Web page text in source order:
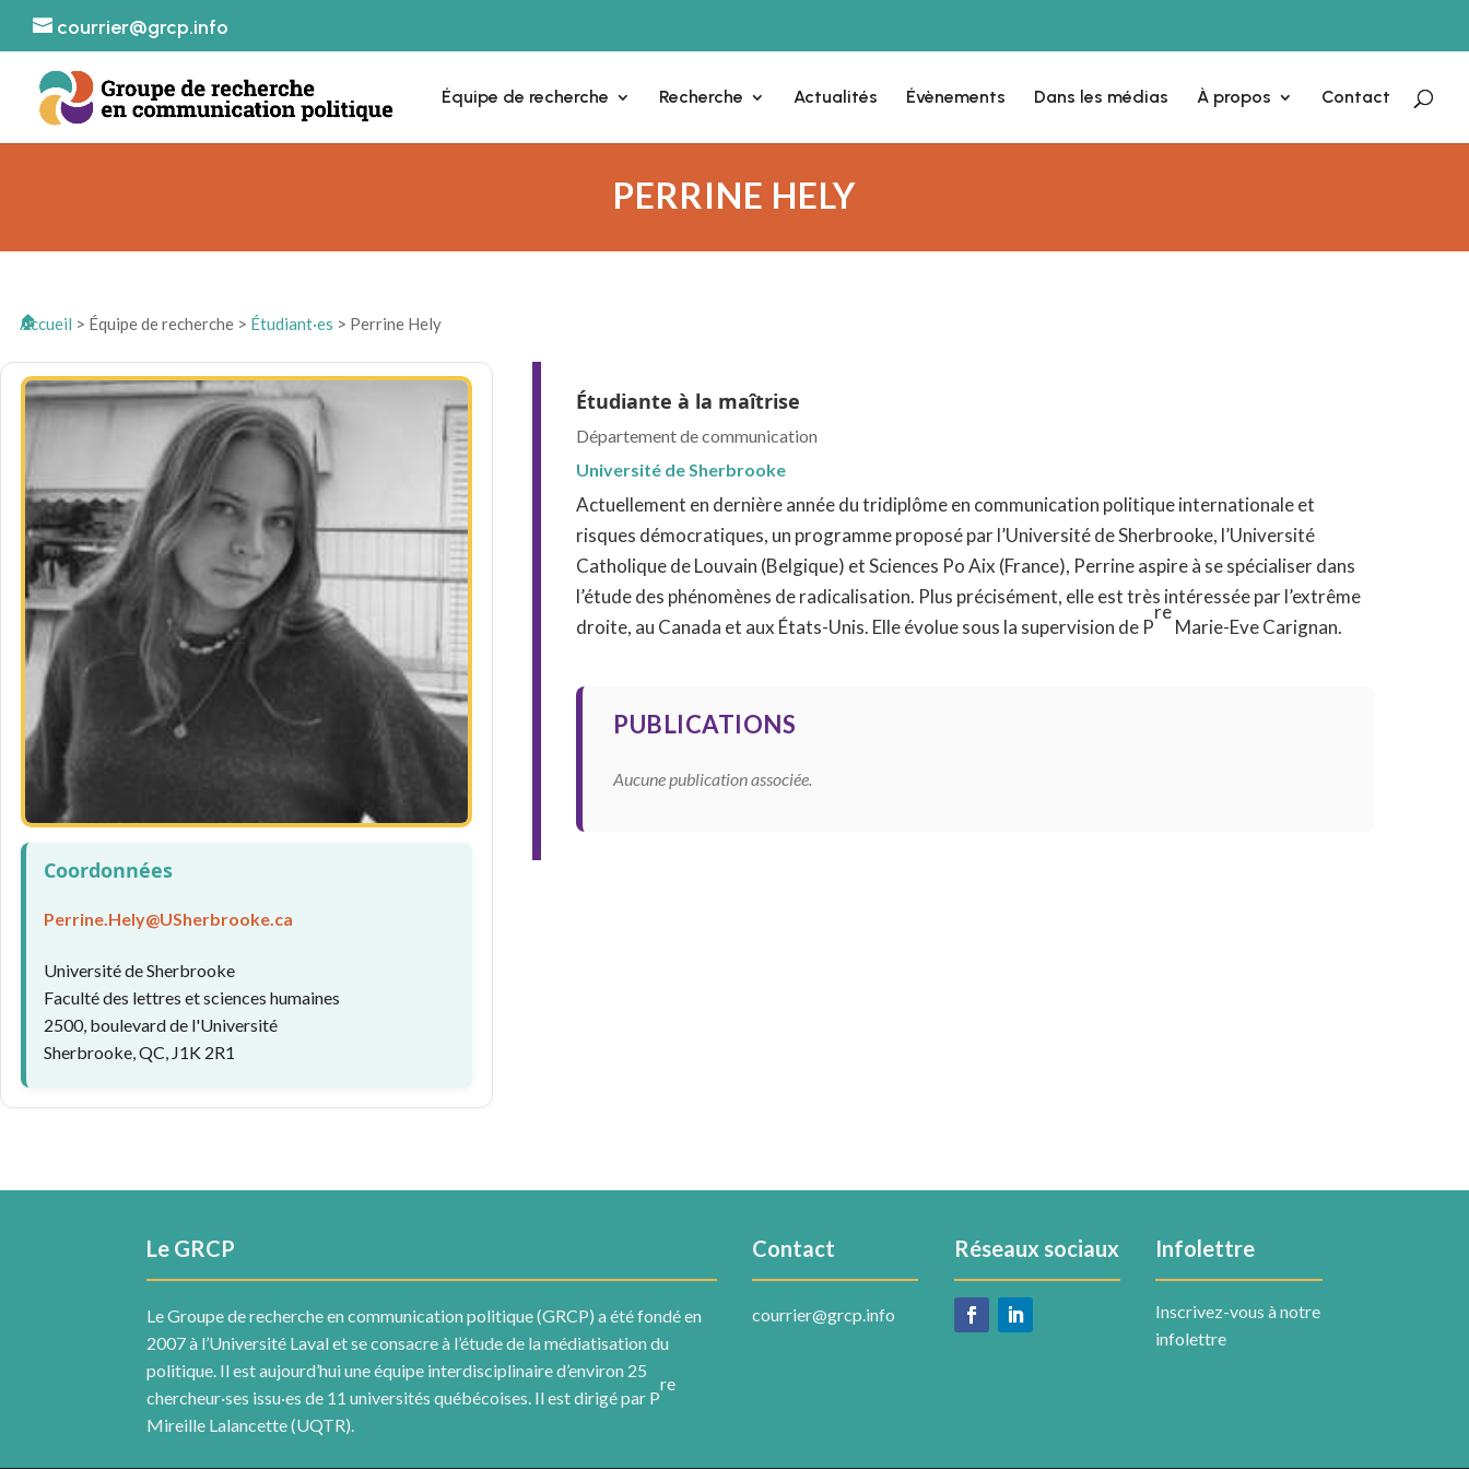
courrier@grcp.info
Équipe de recherche Recherche Actualités Évènements Dans les médias À propos Contact
PERRINE HELY
Accueil > Équipe de recherche > Étudiant·es > Perrine Hely
Coordonnées
Perrine.Hely@USherbrooke.ca
Université de Sherbrooke
Faculté des lettres et sciences humaines
2500, boulevard de l'Université
Sherbrooke, QC, J1K 2R1
Étudiante à la maîtrise
Département de communication
Université de Sherbrooke
Actuellement en dernière année du tridiplôme en communication politique internationale et
risques démocratiques, un programme proposé par l’Université de Sherbrooke, l’Université
Catholique de Louvain (Belgique) et Sciences Po Aix (France), Perrine aspire à se spécialiser dans
l’étude des phénomènes de radicalisation. Plus précisément, elle est très intéressée par l’extrême
droite, au Canada et aux États-Unis. Elle évolue sous la supervision de P
re
Marie-Eve Carignan.
PUBLICATIONS
Aucune publication associée.
Le GRCP
Le Groupe de recherche en communication politique (GRCP) a été fondé en
2007 à l’Université Laval et se consacre à l’étude de la médiatisation du
politique. Il est aujourd’hui une équipe interdisciplinaire d’environ 25
chercheur·ses issu·es de 11 universités québécoises. Il est dirigé par P
re
Mireille Lalancette (UQTR).
Contact
courrier@grcp.info
Réseaux sociaux Infolettre
Inscrivez-vous à notre
infolettre